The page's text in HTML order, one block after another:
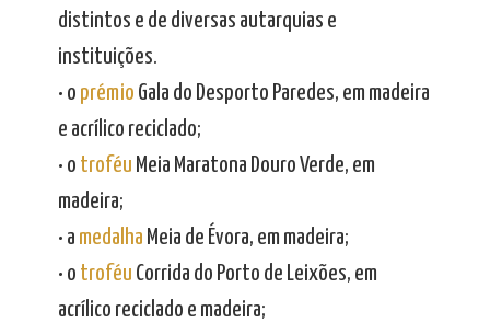
distintos e de diversas autarquias e
instituições.
• o prémio Gala do Desporto Paredes, em madeira
e acrílico reciclado;
• o troféu Meia Maratona Douro Verde, em
madeira;
• a medalha Meia de Évora, em madeira;
• o troféu Corrida do Porto de Leixões, em
acrílico reciclado e madeira;